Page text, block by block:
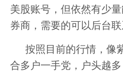
美股账号，但依然有少
券商，需要的可以后台联
按照目前的行情，像
合多户一手党，户头越多